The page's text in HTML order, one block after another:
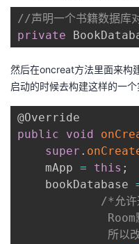
//声明一个书籍数据库
private
然后在oncreat方法里面来构
启动的时候去构建这样的一个
public
void
super .
    mApp
= this ;
    bookDatabase
/*允许
Room默
所以